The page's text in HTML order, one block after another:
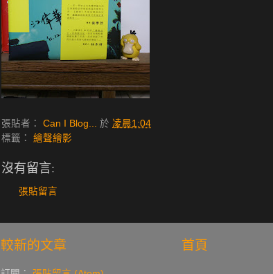
張貼者： Can I Blog... 於 凌晨1:04
標籤： 繪聲繪影
沒有留言:
張貼留言
較新的文章 首頁